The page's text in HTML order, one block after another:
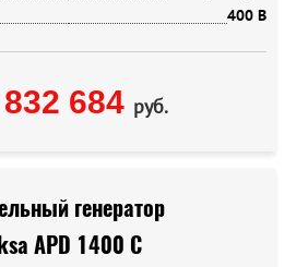
400 В
684 руб.
генератор
APD 1400 C